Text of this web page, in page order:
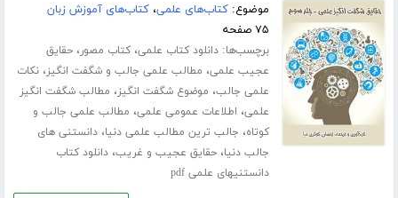
موضوع:کتاب‌های علمی،کتاب‌های آموزش زبان
۷۵ صفحه
برچسب‌ها:دانلود کتاب علمی،کتاب مصور،حقایق
عجیب علمی، مطالب علمی جالب و شگفت انگیز،نکات
علمی جالب، موضوع شگفت انگیز، مطالب شگفت انگیز
علمی، اطلاعات عمومی علمی، مطالب علمی جالب و
کوتاه، جالب ترین مطالب علمی دنیا،دانستنی های
جالب دنیا،حقایق عجیب و غریب،دانلود کتاب
دانستنیهای علمی pdf